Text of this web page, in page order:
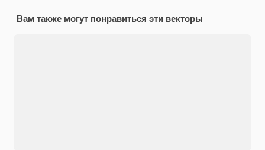
Вам также могут понравиться эти векторы